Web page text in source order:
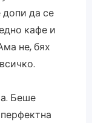
да се
кафе и
не, бях
Беше